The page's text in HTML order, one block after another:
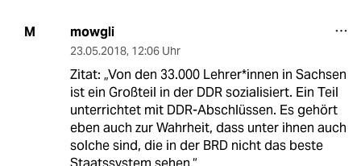
M mowgli
23.05.2018, 12:06 Uhr
Zitat: „Von den 33.000 Lehrer*innen in Sachsen
ist ein Großteil in der DDR sozialisiert. Ein Teil
unterrichtet mit DDR-Abschlüssen. Es gehört
eben auch zur Wahrheit, dass unter ihnen auch
solche sind, die in der BRD nicht das beste